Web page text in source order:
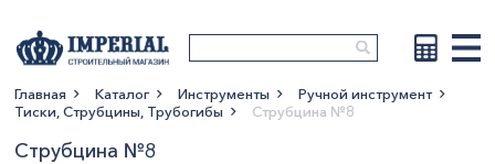
Главная Каталог Инструменты
Ручной инструмент
Тиски, Струбцины, Трубогибы
Струбцина №8
Струбцина №8